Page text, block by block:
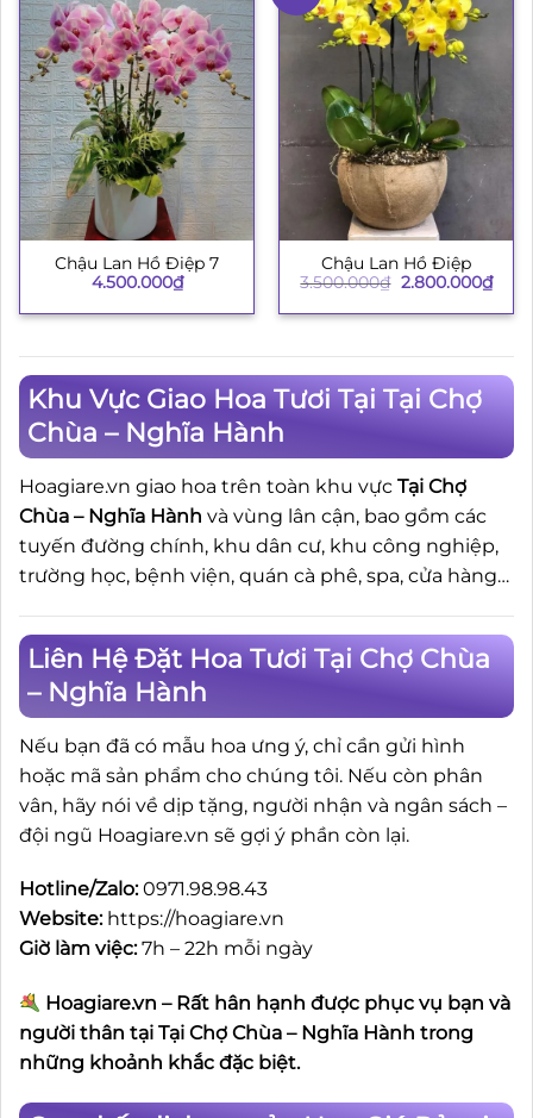
Chậu Lan Hồ Điệp 7
4.500.000₫
Chậu Lan Hồ Điệp
3.500.000₫ Giá
là:
2.800.000₫Giá
hiện
tại
Khu Vực Giao Hoa Tươi Tại Tại Chợ
Chùa – Nghĩa Hành
Hoagiare.vn giao hoa trên toàn khu vực Tại Chợ
Chùa – Nghĩa Hành và vùng lân cận, bao gồm các
tuyến đường chính, khu dân cư, khu công nghiệp,
trường học, bệnh viện, quán cà phê, spa, cửa hàng…
Liên Hệ Đặt Hoa Tươi Tại Chợ Chùa
– Nghĩa Hành
Nếu bạn đã có mẫu hoa ưng ý, chỉ cần gửi hình
hoặc mã sản phẩm cho chúng tôi. Nếu còn phân
vân, hãy nói về dịp tặng, người nhận và ngân sách –
đội ngũ Hoagiare.vn sẽ gợi ý phần còn lại.
Hotline/Zalo:0971.98.98.43
Website: https://hoagiare.vn
Giờ làm việc:7h – 22h mỗi ngày
Hoagiare.vn – Rất hân hạnh được phục vụ bạn và
người thân tại Tại Chợ Chùa – Nghĩa Hành trong
những khoảnh khắc đặc biệt.